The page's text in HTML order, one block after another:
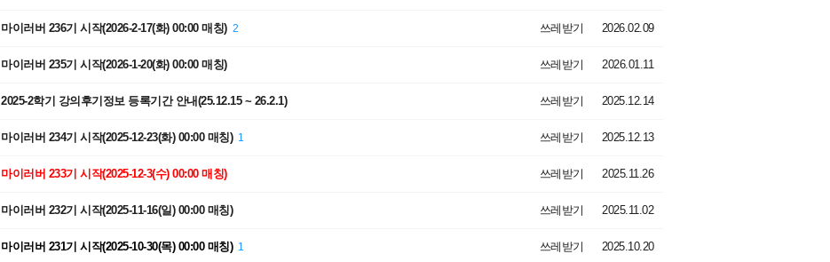
마이러버 236기 시작(2026-2-17(화) 00:00 매칭) 2 쓰레받기 2026.02.09
마이러버 235기 시작(2026-1-20(화) 00:00 매칭) 쓰레받기 2026.01.11
2025-2학기 강의후기정보 등록기간 안내(25.12.15 ~ 26.2.1) 쓰레받기 2025.12.14
마이러버 234기 시작(2025-12-23(화) 00:00 매칭) 1 쓰레받기 2025.12.13
마이러버 233기 시작(2025-12-3(수) 00:00 매칭) 쓰레받기 2025.11.26
마이러버 232기 시작(2025-11-16(일) 00:00 매칭) 쓰레받기 2025.11.02
마이러버 231기 시작(2025-10-30(목) 00:00 매칭) 1 쓰레받기 2025.10.20